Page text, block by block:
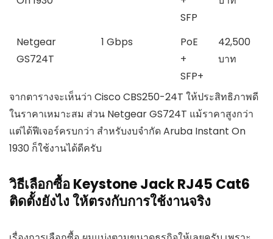
SFP
Netgear
GS724T
1 Gbps
PoE
+
SFP+
42,500
บาท
จากตารางจะเห็นว่า Cisco CBS250-24T ให้ประสิทธิภาพดี
ในราคาเหมาะสม ส่วน Netgear GS724T แม้ราคาสูงกว่า
แต่ได้ฟีเจอร์ครบกว่า สำหรับงบจำกัด Aruba Instant On
1930 ก็ใช้งานได้ดีครับ
วิธีเลือกซื้อ Keystone Jack RJ45 Cat6
ติดตั้งยังไง ให้ตรงกับการใช้งานจริง